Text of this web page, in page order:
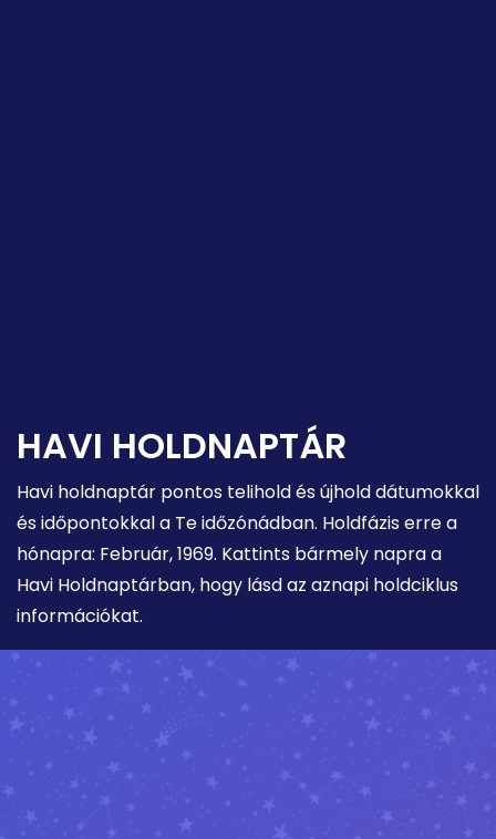
HAVI HOLDNAPTÁR
Havi holdnaptár pontos telihold és újhold dátumokkal
és időpontokkal a Te időzónádban. Holdfázis erre a
hónapra: Február, 1969. Kattints bármely napra a
Havi Holdnaptárban, hogy lásd az aznapi holdciklus
információkat.